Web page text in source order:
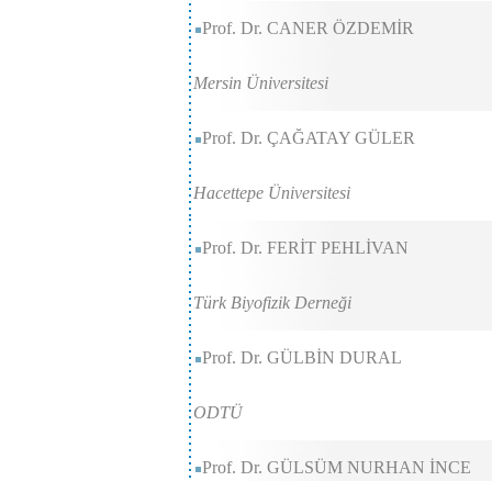
Prof. Dr. CANER ÖZDEMİR
Mersin Üniversitesi
Prof. Dr. ÇAĞATAY GÜLER
Hacettepe Üniversitesi
Prof. Dr. FERİT PEHLİVAN
Türk Biyofizik Derneği
Prof. Dr. GÜLBİN DURAL
ODTÜ
Prof. Dr. GÜLSÜM NURHAN İNCE